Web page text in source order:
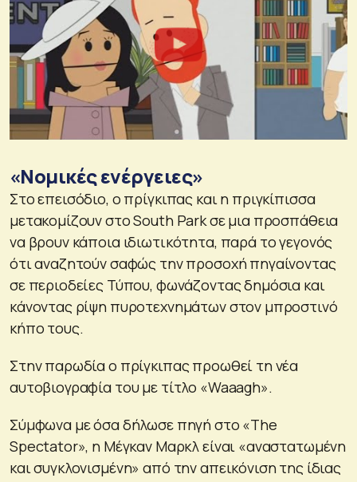
«Νομικές ενέργειες»
Στο επεισόδιο, ο πρίγκιπας και η πριγκίπισσα
μετακομίζουν στο South Park σε μια προσπάθεια
να βρουν κάποια ιδιωτικότητα, παρά το γεγονός
ότι αναζητούν σαφώς την προσοχή πηγαίνοντας
σε περιοδείες Τύπου, φωνάζοντας δημόσια και
κάνοντας ρίψη πυροτεχνημάτων στον μπροστινό
κήπο τους.
Στην παρωδία ο πρίγκιπας προωθεί τη νέα
αυτοβιογραφία του με τίτλο «Waaagh».
Σύμφωνα με όσα δήλωσε πηγή στο «The
Spectator», η Μέγκαν Μαρκλ είναι «αναστατωμένη
και συγκλονισμένη» από την απεικόνιση της ίδιας